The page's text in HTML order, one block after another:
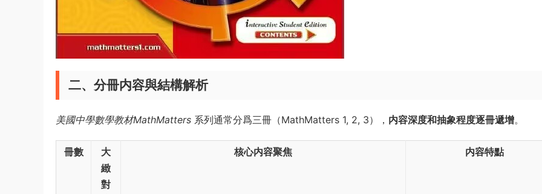
二、分冊内容與結構解析
美國中學數學教材MathMatters 系列通常分爲三冊（MathMatters 1, 2, 3）， 内容深度和抽象程度逐冊遞增。
冊數
大
緻
對
核心内容聚焦 内容特點